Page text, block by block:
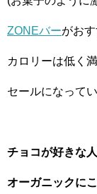
ZONEバーがお
カロリーは低く
セールになって
チョコが好きな
オーガニックに